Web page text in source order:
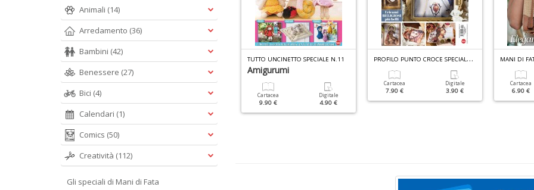
P
ROFILO PUNTO CROCE SPECIALE N.2
Con Matassine 8
3.50 €
Cartacea
TUTTO UNCINETTO SPECIALE N.11
Amigurumi
Cartacea
9.90 €
Digitale
4.90 €
P
ROFILO PUNTO CROCE SPECIALE N.4
Cartacea
7.90 €
Digitale
3.90 €
MANI DI
Cartacea
6.90 €
Animali (14)
Arredamento (36)
Bambini (42)
Benessere (27)
Bici (4)
Calendari (1)
Comics (50)
Creatività (112)
Gli speciali di Mani di Fata